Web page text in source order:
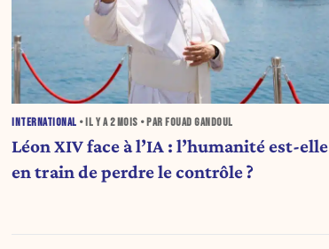
INTERNATIONAL • IL Y A2 MOIS • PAR FOUAD GANDOUL
Léon XIV face à l’IA : l’humanité est-elle
en train de perdre le contrôle ?